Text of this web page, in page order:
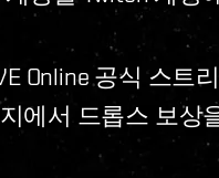
Online 공식 스트
지에서 드롭스 보상